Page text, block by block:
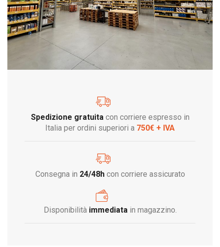
Spedizione gratuitacon corriere espresso in
Italia per ordini superiori a 750€ + IVA
Consegna in 24/48hcon corriere assicurato
Disponibilità immediatain magazzino.